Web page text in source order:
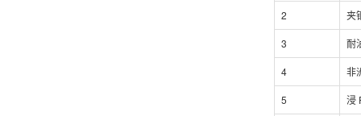
2 夹
3 耐
4 非
5 浸